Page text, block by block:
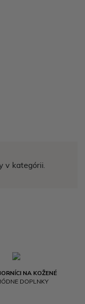
v kategórii.
NA KOŽENÉ
DOPLNKY